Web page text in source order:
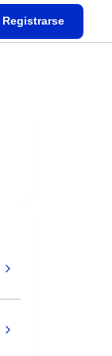
Registrarse